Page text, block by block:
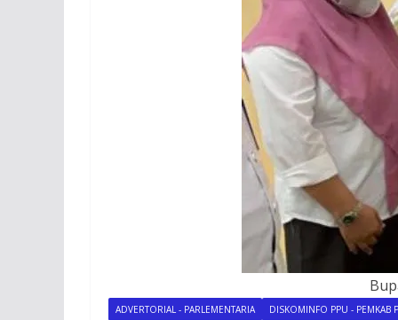
ADVERTORIAL - PARLEMENTARIA DISKOMINFO PPU - PEMKAB